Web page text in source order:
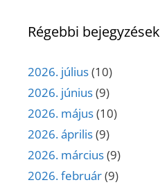
Régebbi bejegyzések
2026. július(10)
2026. június(9)
2026. május(10)
2026. április(9)
2026. március(9)
2026. február(9)